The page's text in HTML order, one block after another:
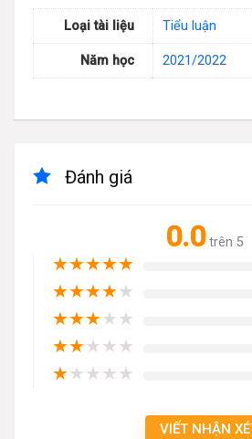
Loại tài liệu Tiểu luận
Năm học 2021/2022
Đánh giá
0.0 trên 5
★★★★★
★★★★★
★★★★★
★★★★★
★★★★★
VIẾT NHẬN